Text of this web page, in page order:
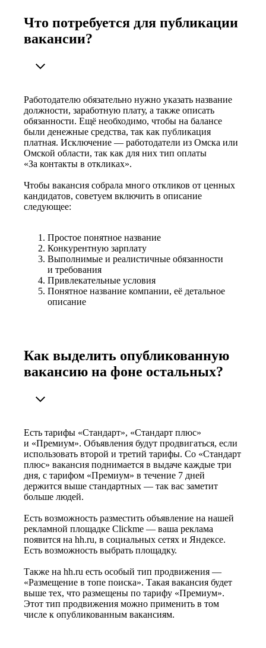
Что потребуется для публикации
вакансии?
Работодателю обязательно нужно указать название
должности, заработную плату, а также описать
обязанности. Ещё необходимо, чтобы на балансе
были денежные средства, так как публикация
платная. Исключение — работодатели из Омска или
Омской области, так как для них тип оплаты
«За контакты в откликах».
Чтобы вакансия собрала много откликов от ценных
кандидатов, советуем включить в описание
следующее:
Простое понятное название
Конкурентную зарплату
Выполнимые и реалистичные обязанности
и требования
Привлекательные условия
Понятное название компании, её детальное
описание
Как выделить опубликованную
вакансию на фоне остальных?
Есть тарифы «Стандарт», «Стандарт плюс»
и «Премиум». Объявления будут продвигаться, если
использовать второй и третий тарифы. Со «Стандарт
плюс» вакансия поднимается в выдаче каждые три
дня, с тарифом «Премиум» в течение 7 дней
держится выше стандартных — так вас заметит
больше людей.
Есть возможность разместить объявление на нашей
рекламной площадке Clickme — ваша реклама
появится на hh.ru, в социальных сетях и Яндексе.
Есть возможность выбрать площадку.
Также на hh.ru есть особый тип продвижения —
«Размещение в топе поиска». Такая вакансия будет
выше тех, что размещены по тарифу «Премиум».
Этот тип продвижения можно применить в том
числе к опубликованным вакансиям.